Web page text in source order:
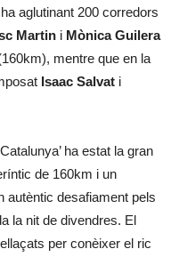
aglutinant 200 corredors
Martin i Mònica Guilera
mentre que en la
Isaac Salvat i
ha estat la gran
de 160km i un
autèntic desafiament pels
la nit de divendres. El
per conèixer el ric